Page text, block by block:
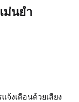
ม่นยำ
งเตือนด้วยเสียง